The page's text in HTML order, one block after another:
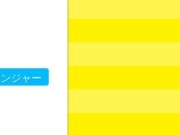
ジャー